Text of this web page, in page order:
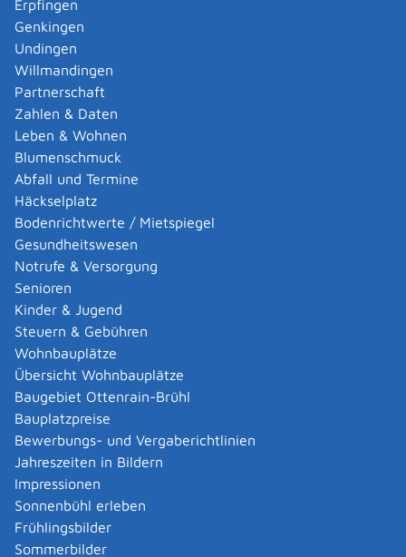
Erpfingen
Genkingen
Undingen
Willmandingen
Partnerschaft
Zahlen & Daten
Leben & Wohnen
Blumenschmuck
Abfall und Termine
Häckselplatz
Bodenrichtwerte / Mietspiegel
Gesundheitswesen
Notrufe & Versorgung
Senioren
Kinder & Jugend
Steuern & Gebühren
Wohnbauplätze
Übersicht Wohnbauplätze
Baugebiet Ottenrain-Brühl
Bauplatzpreise
Bewerbungs- und Vergaberichtlinien
Jahreszeiten in Bildern
Impressionen
Sonnenbühl erleben
Frühlingsbilder
Sommerbilder
bisherige Wohngemeinde oder die wie Ihre
bisherige Wohngemeinde im Gebiet des Verbands
Region Stuttgart
Böblingen, Esslingen, Göppingen, Ludwigsburg und
Rems-Murr-Kreis)
Sie melden sich bis zum 21. Tag vor der Wahl bei
der Meldebehörde Ihrer neuen Wohngemeinde an.
Ihre bisherige Wohngemeinde hat ihnen noch
keinen Wahlschein für die Briefwahl ausgestellt.
Verfahrensablauf
Sie können die Eintragung in das Wählerverzeichnis
schriftlich bei der zuständigen Stelle beantragen.
Antragstellerinnen und Antragsteller, die den Antrag
nicht selbst ausfüllen und abgeben können,
Beispiel wegen einer Behinderung,
einer anderen Person helfen lassen.
Hinweis: Teilweise stellen die Gemeinden
Antragsformulare zur Verfügung, je nach Angebot der
Gemeinde auch als Download im Internet.
Ist eine Eintragung möglich, erhalten Sie
schnellstmöglich eine Wahlbenachrichtigung.
Sie können auch einen Wahlschein beantragen.
Zugleich werden Sie im Wählerverzeichnis Ihrer
bisherigen Wohngemeinde gestrichen.